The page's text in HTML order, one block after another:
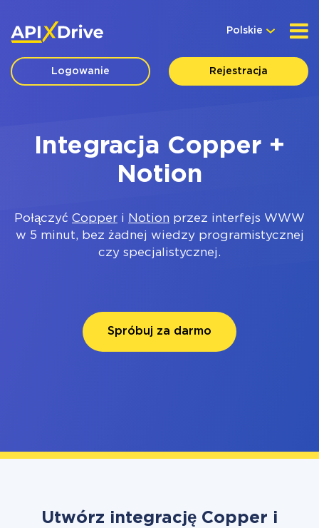
Polskie
Logowanie Rejestracja
Integracja Copper +
Notion
Połączyć Copper i Notion przez interfejs WWW
w 5 minut, bez żadnej wiedzy programistycznej
czy specjalistycznej.
Spróbuj za darmo
Utwórz integrację Copper i